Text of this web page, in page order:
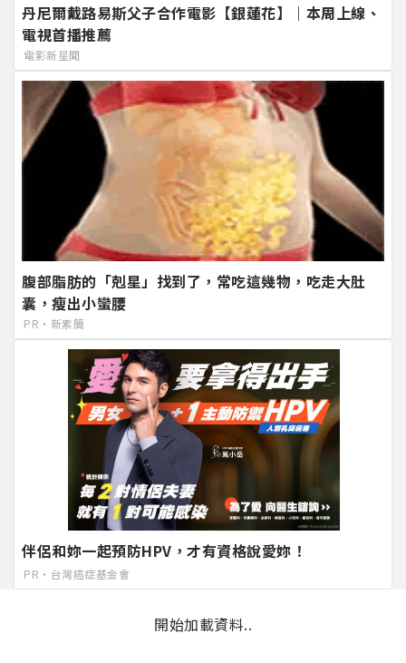
丹尼爾戴路易斯父子合作電影【銀蓮花】｜本周上線、
電視首播推薦
電影新星聞
腹部脂肪的「剋星」找到了，常吃這幾物，吃走大肚
囊，瘦出小蠻腰
PR・新素簡
伴侶和妳一起預防HPV，才有資格說愛妳！
PR・台灣癌症基金會
開始加載資料..